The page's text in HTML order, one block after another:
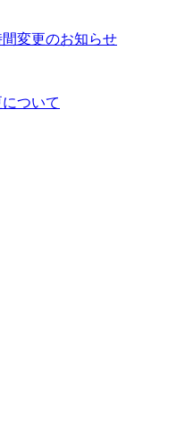
変更のお知らせ
ついて